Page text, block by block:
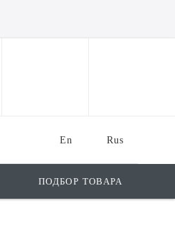
Rus
En
ПОДБОР ТОВАРА